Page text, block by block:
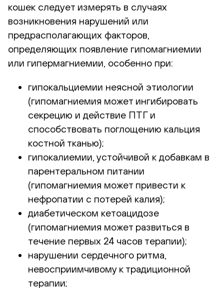
кошек следует измерять в случаях
возникновения нарушений или
предрасполагающих факторов,
определяющих появление гипомагниемии
или гипермагниемии, особенно при:
гипокальциемии неясной этиологии
(гипомагниемия может ингибировать
секрецию и действие ПТГ и
способствовать поглощению кальция
костной тканью);
гипокалиемии, устойчивой к добавкам в
парентеральном питании
(гипомагниемия может привести к
нефропатии с потерей калия);
диабетическом кетоацидозе
(гипомагниемия может развиться в
течение первых 24 часов терапии);
нарушении сердечного ритма,
невосприимчивому к традиционной
терапии;